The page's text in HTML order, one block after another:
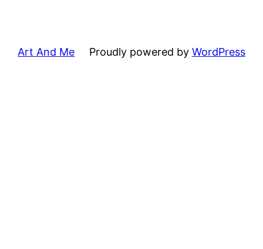
Art And Me Proudly powered by WordPress